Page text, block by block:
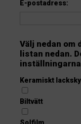
E-postadress:
Välj nedan om
listan nedan.
Keramiskt
Biltvätt
Solfilm